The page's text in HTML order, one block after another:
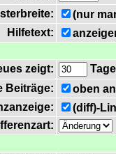
(nur
Hilfetext:
zeigt:
Tage
Beiträge:
oben
(diff)-